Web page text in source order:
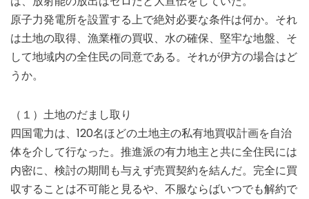
原子力発電所を設置する上で絶対必要な条件は何か。それ
は土地の取得、漁業権の買収、水の確保、堅牢な地盤、そ
して地域内の全住民の同意である。それが伊方の場合はど
うか。
（１）土地のだまし取り
四国電力は、120名ほどの土地主の私有地買収計画を自治
体を介して行なった。推進派の有力地主と共に全住民には
内密に、検討の期間も与えず売買契約を結んだ。完全に買
収することは不可能と見るや、不服ならばいつでも解約で